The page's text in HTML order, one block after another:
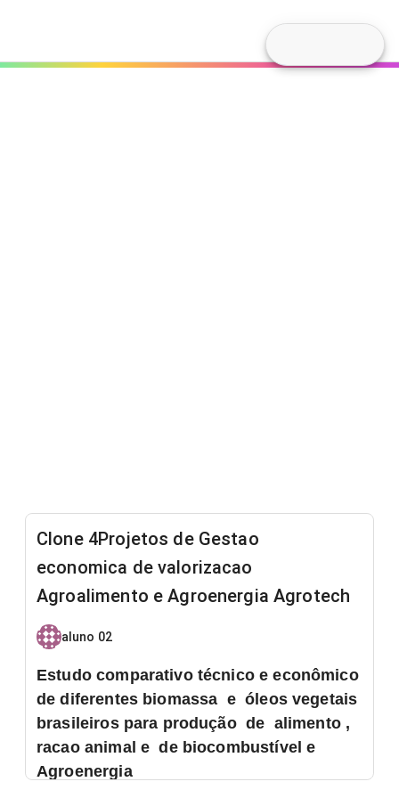
Clone 4Projetos de Gestao
economica de valorizacao
Agroalimento e Agroenergia Agrotech
aluno 02
Estudo comparativo técnico e econômico
de diferentes biomassa e óleos vegetais
brasileiros para produção de alimento ,
racao animal e de biocombustível e
Agroenergia